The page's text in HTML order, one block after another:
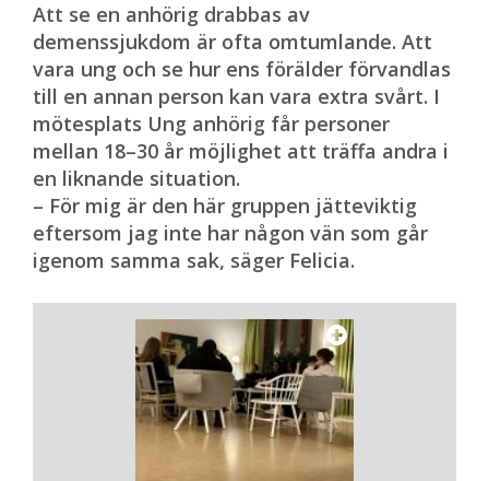
Att se en anhörig drabbas av
demenssjukdom är ofta omtumlande. Att
vara ung och se hur ens förälder förvandlas
till en annan person kan vara extra svårt. I
mötesplats Ung anhörig får personer
mellan 18–30 år möjlighet att träffa andra i
en liknande situation.
– För mig är den här gruppen jätteviktig
eftersom jag inte har någon vän som går
igenom samma sak, säger Felicia.